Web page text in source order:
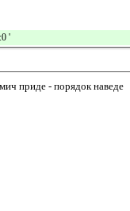
'
приде - порядок наведе